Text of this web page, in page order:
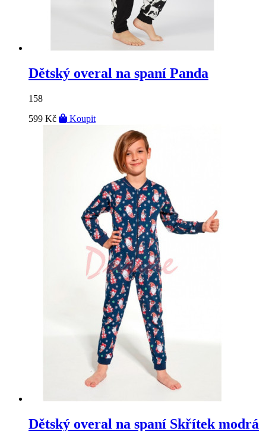
Dětský overal na spaní Panda
158
599 Kč
Koupit
Dětský overal na spaní Skřítek modrá